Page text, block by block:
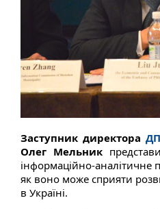
Заступник директора
Олег Мельник
інформаційно-аналітичне
як воно може сприяти
в Україні.